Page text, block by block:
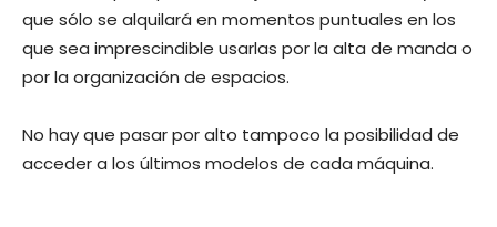
que sólo se alquilará en momentos puntuales en los
que sea imprescindible usarlas por la alta de manda o
por la organización de espacios.
No hay que pasar por alto tampoco la posibilidad de
acceder a los últimos modelos de cada máquina.